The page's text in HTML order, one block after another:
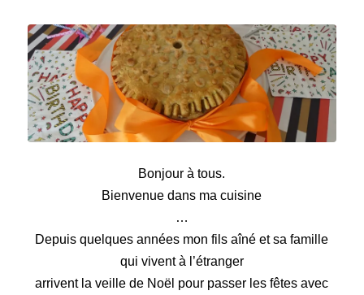
Bonjour à tous.
Bienvenue dans ma cuisine
…
Depuis quelques années mon fils aîné et sa famille
qui vivent à l’étranger
arrivent la veille de Noël pour passer les fêtes avec